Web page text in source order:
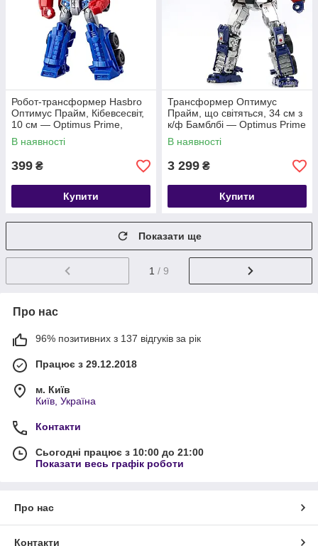
Робот-трансформер Hasbro
Оптимус Прайм, Кібевсесвіт,
10 см — Optimus Prime,
Scout, Cyberverse
В наявності
399 ₴
Купити
Трансформер Оптимус
Прайм, що світяться, 34 см з
к/ф Бамблбі — Optimus Prime
В наявності
3 299 ₴
Купити
Показати ще
1 / 9
Про нас
96% позитивних з 137 відгуків за рік
Працює з 29.12.2018
м. Київ
Київ, Україна
Контакти
Сьогодні працює з 10:00 до 21:00
Показати весь графік роботи
Про нас
Контакти